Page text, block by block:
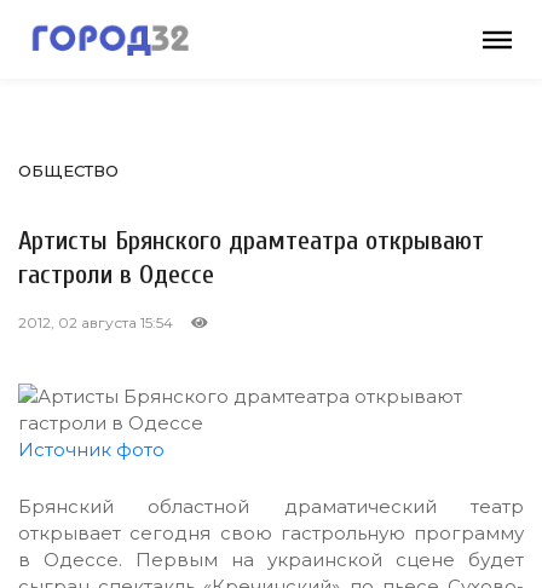
ОБЩЕСТВО
Артисты Брянского драмтеатра открывают
гастроли в Одессе
2012, 02 августа 15:54
Источник фото
Брянский областной драматический театр
открывает сегодня свою гастрольную программу
в Одессе. Первым на украинской сцене будет